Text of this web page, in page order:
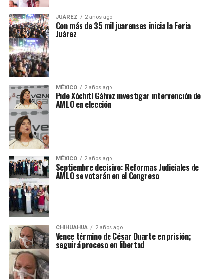
JUÁREZ 2 años ago
Con más de 35 mil juarenses inicia la Feria
Juárez
MÉXICO 2 años ago
Pide Xóchitl Gálvez investigar intervención de
AMLO en elección
MÉXICO 2 años ago
Septiembre decisivo: Reformas Judiciales de
AMLO se votarán en el Congreso
CHIHUAHUA 2 años ago
Vence término de César Duarte en prisión;
seguirá proceso en libertad